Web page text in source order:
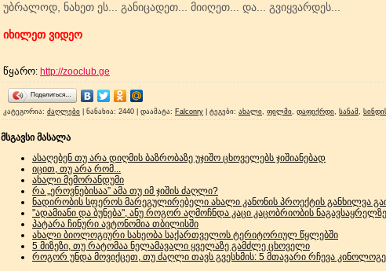
უბრალოდ, ნახეთ ეს... განიცადეთ... მიიღეთ... და... გვიყვარდეს...
იხილეთ ვიდეო
წყარო: http://zooclub.ge
Поделиться…
კატეგორია: ძაღლები ნანახია: 2440 | დაამატა: Falconry ტეგები: ახალი, ფილმი, დაფიქრდი, სანამ,
მსგავსი მასალა
ა­სა­ღე­ბენ თუ არა დიღ­მის ბაზ­რო­ბა­ზე უჯი­შო ცხო­ვე­ლებს ჯი­ში­ა­ნე­ბად
იცით, თუ არა რომ...
ახალი მემორანდუმი
რა „ეროვნებისაა” ამა თუ იმ ჯიშის ძაღლი?
ნადირობის სფეროს მარეგულირებელი ახალი კანონის პროექტის განხილვა
"ადამიანი და ბუნება", ანუ როგორ აღმოჩნდა კაცი კაცობრიობის ნაგავსაყრელზე
პატარა ჩინური ავტონომია თბილისში
ახალი ბიოლოგიური სახეობა საქართველოს ტერიტორიულ წყლებში
5 მიზეზი, თუ რატომაა ნელამავალი ყველაზე გამძლე ცხოველი
როგორ უნდა მოვიქცეთ, თუ ძაღლი თავს გვესხმის: 5 მთავარი რჩევა